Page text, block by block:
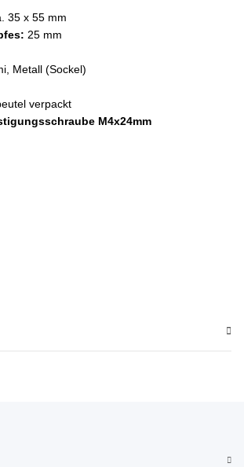
35 x 55 mm
25 mm
Metall (Sockel)
verpackt
M4x24mm